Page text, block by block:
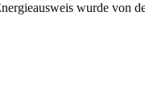
wurde von